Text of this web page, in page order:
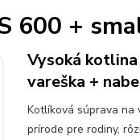
600 +
Vysoká
vareška +
Kotlíková súprava
prírode pre rodiny,